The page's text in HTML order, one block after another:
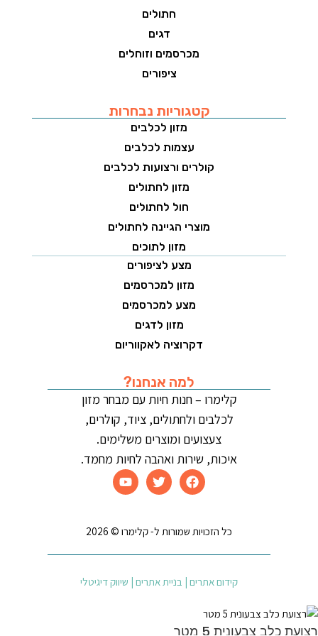
חתולים
דגים
מכרסמים וזוחלים
ציפורים
קטגוריות נבחרות
מזון לכלבים
עצמות לכלבים
קולרים ורצועות לכלבים
מזון לחתולים
חול לחתולים
מוצרי הגיינה לחתולים
מזון לתוכים
מצע לציפורים
מזון למכרסמים
מצע למכרסמים
מזון לדגים
דקרוציה לאקווריום
למה אנחנו?
קלימרו – חנות חיות עם מבחר מזון
לכלבים ולחתולים, ציוד, קולרים,
צעצועים ומוצרים משלימים.
איכות, שירות ואהבה לחיות מחמד.
כל הזכויות שמורות ל- קלימרו © 2026
קידום אתרים | בניית אתרים | שיווק דיגיטלי
רצועת כלב צבעונית 5 מטר